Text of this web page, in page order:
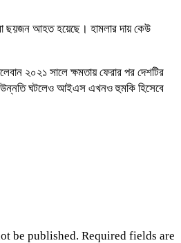
ছয়জন আহত হয়েছে। হামলার দায় কেউ
২০২১ সালে ক্ষমতায় ফেরার পর দেশটির
উন্নতি ঘটলেও আইএস এখনও হুমকি হিসেবে
be published. Required fields are